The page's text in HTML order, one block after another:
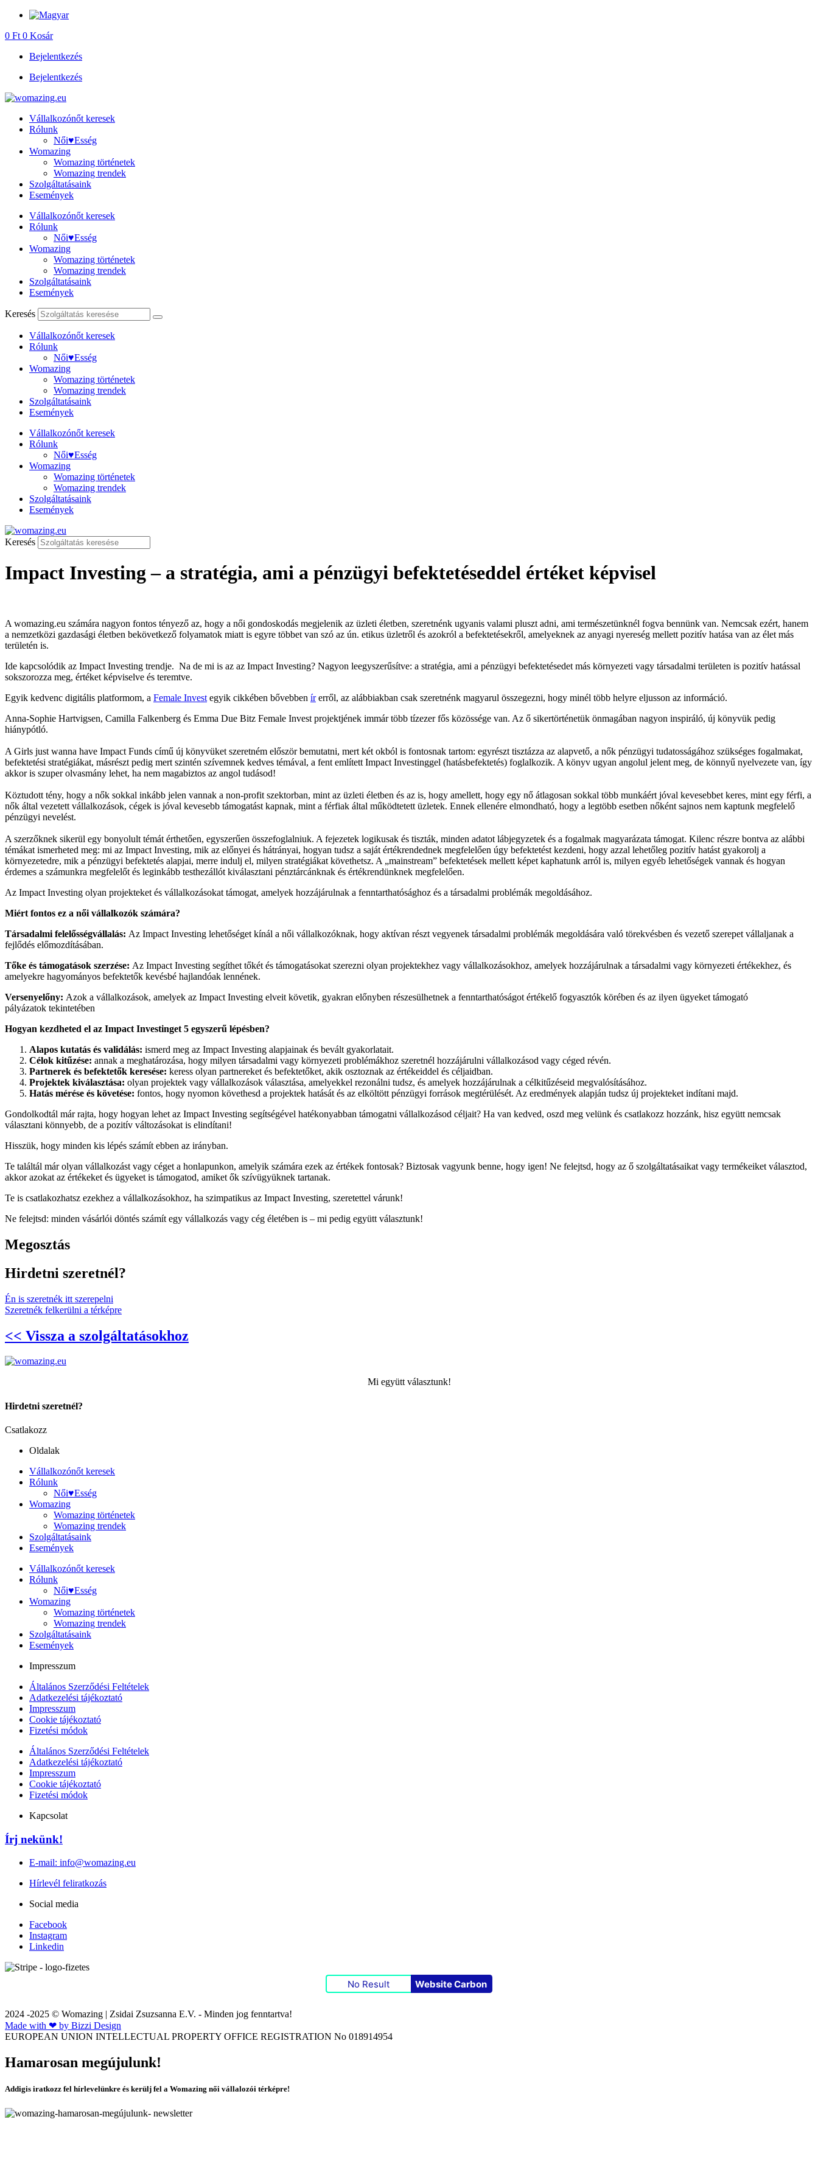
Ugrás
tartalomhoz
0 Ft 0 Kosár
Bejelentkezés
Bejelentkezés
Vállalkozónőt keresek
Rólunk
Női♥Esség
Womazing
Womazing történetek
Womazing trendek
Szolgáltatásaink
Események
Vállalkozónőt keresek
Rólunk
Női♥Esség
Womazing
Womazing történetek
Womazing trendek
Szolgáltatásaink
Események
Keresés
Vállalkozónőt keresek
Rólunk
Női♥Esség
Womazing
Womazing történetek
Womazing trendek
Szolgáltatásaink
Események
Vállalkozónőt keresek
Rólunk
Női♥Esség
Womazing
Womazing történetek
Womazing trendek
Szolgáltatásaink
Események
Keresés
Impact Investing – a stratégia, ami a pénzügyi befektetéseddel értéket képvisel
A womazing.eu számára nagyon fontos tényező az, hogy a női gondoskodás megjelenik az üzleti életben, szeretnénk ugyanis valami pluszt adni, ami természetünknél fogva bennünk van. Nemcsak ezért, hanem
a nemzetközi gazdasági életben bekövetkező folyamatok miatt is egyre többet van szó az ún. etikus üzletről és azokról a befektetésekről, amelyeknek az anyagi nyereség mellett pozitív hatása van az élet más
területén is.
Ide kapcsolódik az Impact Investing trendje. Na de mi is az az Impact Investing? Nagyon leegyszerűsítve: a stratégia, ami a pénzügyi befektetésedet más környezeti vagy társadalmi területen is pozitív hatással
sokszorozza meg, értéket képviselve és teremtve.
Egyik kedvenc digitális platformom, a Female Invest egyik cikkében bővebben írerről, az alábbiakban csak szeretnénk magyarul összegezni, hogy minél több helyre eljusson az információ.
Anna-Sophie Hartvigsen, Camilla Falkenberg és Emma Due Bitz Female Invest projektjének immár több tízezer fős közössége van. Az ő sikertörténetük önmagában nagyon inspiráló, új könyvük pedig
hiánypótló.
A Girls just wanna have Impact Funds című új könyvüket szeretném először bemutatni, mert két okból is fontosnak tartom: egyrészt tisztázza az alapvető, a nők pénzügyi tudatosságához szükséges fogalmakat,
befektetési stratégiákat, másrészt pedig mert szintén szívemnek kedves témával, a fent említett Impact Investinggel (hatásbefektetés) foglalkozik. A könyv ugyan angolul jelent meg, de könnyű nyelvezete van, így
akkor is szuper olvasmány lehet, ha nem magabiztos az angol tudásod!
Köztudott tény, hogy a nők sokkal inkább jelen vannak a non-profit szektorban, mint az üzleti életben és az is, hogy amellett, hogy egy nő átlagosan sokkal több munkáért jóval kevesebbet keres, mint egy férfi, a
nők által vezetett vállalkozások, cégek is jóval kevesebb támogatást kapnak, mint a férfiak által működtetett üzletek. Ennek ellenére elmondható, hogy a legtöbb esetben nőként sajnos nem kaptunk megfelelő
pénzügyi nevelést.
A szerzőknek sikerül egy bonyolult témát érthetően, egyszerűen összefoglalniuk. A fejezetek logikusak és tiszták, minden adatot lábjegyzetek és a fogalmak magyarázata támogat. Kilenc részre bontva az alábbi
témákat ismerheted meg: mi az Impact Investing, mik az előnyei és hátrányai, hogyan tudsz a saját értékrendednek megfelelően úgy befektetést kezdeni, hogy azzal lehetőleg pozitív hatást gyakorolj a
környezetedre, mik a pénzügyi befektetés alapjai, merre indulj el, milyen stratégiákat követhetsz. A „mainstream” befektetések mellett képet kaphatunk arról is, milyen egyéb lehetőségek vannak és hogyan
érdemes a számunkra megfelelőt és leginkább testhezállót kiválasztani pénztárcánknak és értékrendünknek megfelelően.
Az Impact Investing olyan projekteket és vállalkozásokat támogat, amelyek hozzájárulnak a fenntarthatósághoz és a társadalmi problémák megoldásához.
Miért fontos ez a női vállalkozók számára?
Társadalmi felelősségvállalás: Az Impact Investing lehetőséget kínál a női vállalkozóknak, hogy aktívan részt vegyenek társadalmi problémák megoldására való törekvésben és vezető szerepet vállaljanak a
fejlődés előmozdításában.
Tőke és támogatások szerzése: Az Impact Investing segíthet tőkét és támogatásokat szerezni olyan projektekhez vagy vállalkozásokhoz, amelyek hozzájárulnak a társadalmi vagy környezeti értékekhez, és
amelyekre hagyományos befektetők kevésbé hajlandóak lennének.
Versenyelőny: Azok a vállalkozások, amelyek az Impact Investing elveit követik, gyakran előnyben részesülhetnek a fenntarthatóságot értékelő fogyasztók körében és az ilyen ügyeket támogató
pályázatok tekintetében
Hogyan kezdheted el az Impact Investinget 5 egyszerű lépésben?
Alapos kutatás és validálás: ismerd meg az Impact Investing alapjainak és bevált gyakorlatait.
Célok kitűzése: annak a meghatározása, hogy milyen társadalmi vagy környezeti problémákhoz szeretnél hozzájárulni vállalkozásod vagy céged révén.
Partnerek és befektetők keresése: keress olyan partnereket és befektetőket, akik osztoznak az értékeiddel és céljaidban.
Projektek kiválasztása: olyan projektek vagy vállalkozások választása, amelyekkel rezonálni tudsz, és amelyek hozzájárulnak a célkitűzéseid megvalósításához.
Hatás mérése és követése: fontos, hogy nyomon követhesd a projektek hatását és az elköltött pénzügyi források megtérülését. Az eredmények alapján tudsz új projekteket indítani majd.
Gondolkodtál már rajta, hogy hogyan lehet az Impact Investing segítségével hatékonyabban támogatni vállalkozásod céljait? Ha van kedved, oszd meg velünk és csatlakozz hozzánk, hisz együtt nemcsak
választani könnyebb, de a pozitív változásokat is elindítani!
Hisszük, hogy minden kis lépés számít ebben az irányban.
Te találtál már olyan vállalkozást vagy céget a honlapunkon, amelyik számára ezek az értékek fontosak? Biztosak vagyunk benne, hogy igen! Ne felejtsd, hogy az ő szolgáltatásaikat vagy termékeiket választod,
akkor azokat az értékeket és ügyeket is támogatod, amiket ők szívügyüknek tartanak.
Te is csatlakozhatsz ezekhez a vállalkozásokhoz, ha szimpatikus az Impact Investing, szeretettel várunk!
Ne felejtsd: minden vásárlói döntés számít egy vállalkozás vagy cég életében is – mi pedig együtt választunk!
Megosztás
Hirdetni szeretnél?
Én is szeretnék itt szerepelni
Szeretnék felkerülni a térképre
<< Vissza a szolgáltatásokhoz
Mi együtt választunk!
Hirdetni szeretnél?
Csatlakozz
Oldalak
Vállalkozónőt keresek
Rólunk
Női♥Esség
Womazing
Womazing történetek
Womazing trendek
Szolgáltatásaink
Események
Vállalkozónőt keresek
Rólunk
Női♥Esség
Womazing
Womazing történetek
Womazing trendek
Szolgáltatásaink
Események
Impresszum
Általános Szerződési Feltételek
Adatkezelési tájékoztató
Impresszum
Cookie tájékoztató
Fizetési módok
Általános Szerződési Feltételek
Adatkezelési tájékoztató
Impresszum
Cookie tájékoztató
Fizetési módok
Kapcsolat
Írj nekünk!
E-mail: info@womazing.eu
Hírlevél feliratkozás
Social media
Facebook
Instagram
Linkedin
No Result Website Carbon
2024 -2025 © Womazing | Zsidai Zsuzsanna E.V. - Minden jog fenntartva!
Made with ❤ by Bizzi Design
EUROPEAN UNION INTELLECTUAL PROPERTY OFFICE REGISTRATION No 018914954
Hamarosan megújulunk!
Addigis iratkozz fel hírlevelünkre és kerülj fel a Womazing női vállalozói térképre!